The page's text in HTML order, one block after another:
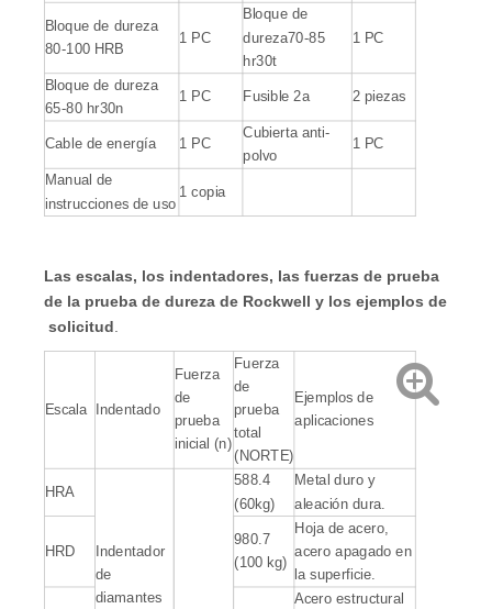
Bloque de dureza
80-100 HRB
1 PC
Bloque de
dureza70-85
hr30t
1 PC
Bloque de dureza
65-80 hr30n
1 PC Fusible 2a 2 piezas
Cable de energía 1 PC
Cubierta anti-
polvo
1 PC
Manual de
instrucciones de uso
1 copia
Las escalas, los indentadores, las fuerzas de prueba
de la prueba de dureza de Rockwell y los ejemplos de
solicitud
Escala Indentado
Fuerza
de
prueba
inicial (n)
Fuerza
de
prueba
total
(NORTE)
Ejemplos de
aplicaciones
HRA
Indentador
de
diamantes
588.4
(60kg)
Metal duro y
aleación dura.
HRD
980.7
(100 kg)
Hoja de acero,
acero apagado en
la superficie.
Acero estructural